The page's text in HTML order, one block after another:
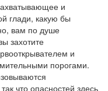
и
глади, какую бы
вам по душе
захотите
и
порогами.
что опасностей здесь